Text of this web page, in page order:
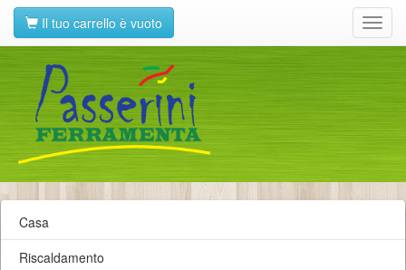
Il tuo carrello è vuoto
Casa
Riscaldamento